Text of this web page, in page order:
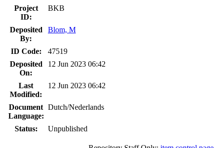
Project
ID:
BKB
Deposited
By:
Blom, M
ID Code:
47519
Deposited
On:
12 Jun 2023 06:42
Last
Modified:
12 Jun 2023 06:42
Document
Language:
Dutch/Nederlands
Status: Unpublished